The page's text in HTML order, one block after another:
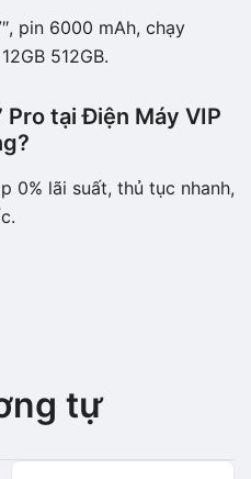
pin 6000 mAh, chạy
512GB.
Pro tại Điện Máy VIP
0% lãi suất, thủ tục nhanh,
tự